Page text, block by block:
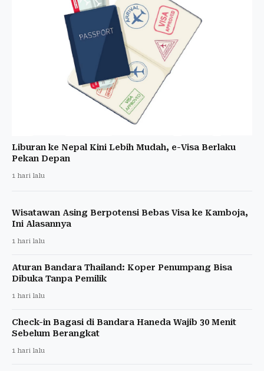
Liburan ke Nepal Kini Lebih Mudah, e-Visa Berlaku
Pekan Depan
1 hari lalu
Wisatawan Asing Berpotensi Bebas Visa ke Kamboja,
Ini Alasannya
1 hari lalu
Aturan Bandara Thailand: Koper Penumpang Bisa
Dibuka Tanpa Pemilik
1 hari lalu
Check-in Bagasi di Bandara Haneda Wajib 30 Menit
Sebelum Berangkat
1 hari lalu